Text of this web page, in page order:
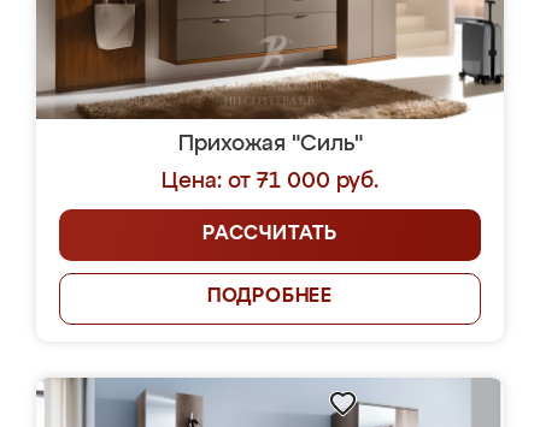
Прихожая "Силь"
Цена: от 71 000 руб.
РАССЧИТАТЬ
ПОДРОБНЕЕ